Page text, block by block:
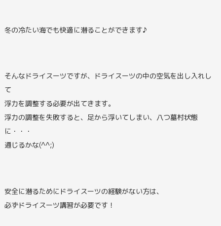
冬の冷たい海でも快適に潜ることができます♪
そんなドライスーツですが、ドライスーツの中の空気を出し入れし
て
浮力を調整する必要が出てきます。
浮力の調整を失敗すると、足から浮いてしまい、八つ墓村状態
に・・・
通じるかな(^^;)
安全に潜るためにドライスーツの経験がない方は、
必ずドライスーツ講習が必要です！